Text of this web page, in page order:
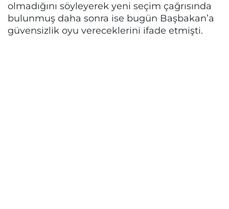
olmadığını söyleyerek yeni seçim çağrısında
bulunmuş daha sonra ise bugün Başbakan’a
güvensizlik oyu vereceklerini ifade etmişti.